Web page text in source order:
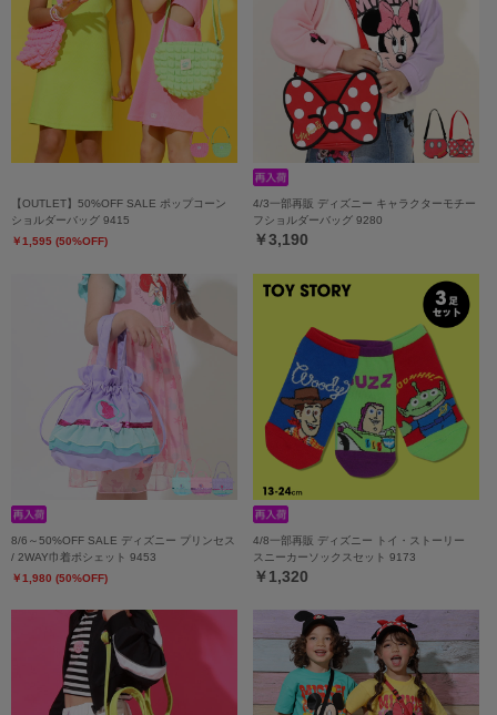
【OUTLET】50%OFF SALE ポップコーン
ショルダーバッグ 9415
￥1,595 (50%OFF)
4/3一部再販 ディズニー キャラクターモチー
フショルダーバッグ 9280
￥3,190
8/6～50%OFF SALE ディズニー プリンセス
/ 2WAY巾着ポシェット 9453
￥1,980 (50%OFF)
4/8一部再販 ディズニー トイ・ストーリー
スニーカーソックスセット 9173
￥1,320